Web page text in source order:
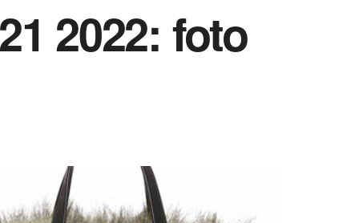
2022: foto